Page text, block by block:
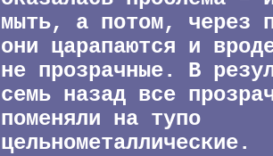
мыть, а потом, через
они царапаются и
не прозрачные. В
семь назад все
поменяли на тупо
цельнометаллические.